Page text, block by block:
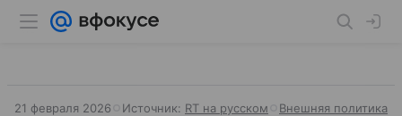
21 февраля 2026 Источник: RT на русском Внешняя политика